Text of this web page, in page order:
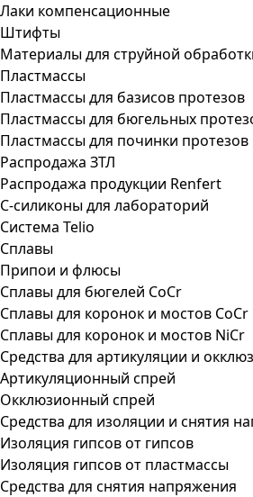
Лаки компенсационные
Штифты
Материалы для струйной
Пластмассы
Пластмассы для базисов протезов
Пластмассы для бюгельных
Пластмассы для починки протезов
Распродажа ЗТЛ
Распродажа продукции Renfert
С-силиконы для лабораторий
Система Telio
Сплавы
Припои и флюсы
Сплавы для бюгелей CoCr
Сплавы для коронок и мостов CoCr
Сплавы для коронок и мостов NiCr
Средства для артикуляции и
Артикуляционный спрей
Окклюзионный спрей
Средства для изоляции и снятия
Изоляция гипсов от гипсов
Изоляция гипсов от пластмассы
Средства для снятия напряжения